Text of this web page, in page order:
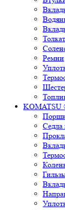
Ремни
KOMATSU
Седла